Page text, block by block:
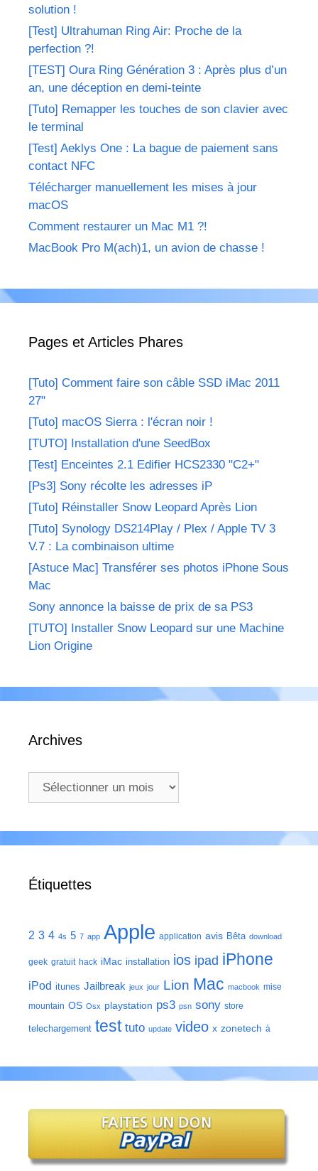
solution !
[Test] Ultrahuman Ring Air: Proche de la
perfection ?!
[TEST] Oura Ring Génération 3 : Après plus d’un
an, une déception en demi-teinte
[Tuto] Remapper les touches de son clavier avec
le terminal
[Test] Aeklys One : La bague de paiement sans
contact NFC
Télécharger manuellement les mises à jour
macOS
Comment restaurer un Mac M1 ?!
MacBook Pro M(ach)1, un avion de chasse !
Pages et Articles Phares
[Tuto] Comment faire son câble SSD iMac 2011
27"
[Tuto] macOS Sierra : l'écran noir !
[TUTO] Installation d'une SeedBox
[Test] Enceintes 2.1 Edifier HCS2330 "C2+"
[Ps3] Sony récolte les adresses iP
[Tuto] Réinstaller Snow Leopard Après Lion
[Tuto] Synology DS214Play / Plex / Apple TV 3
V.7 : La combinaison ultime
[Astuce Mac] Transférer ses photos iPhone Sous
Mac
Sony annonce la baisse de prix de sa PS3
[TUTO] Installer Snow Leopard sur une Machine
Lion Origine
Archives
Archives
Étiquettes
2 3 4 4s 5 7 app Apple application avis Bêta download
geek gratuit hack iMac installation ios ipad iPhone
iPod itunes Jailbreak jeux jour Lion Mac macbook mise
mountain OS Osx playstation ps3 psn sony store
telechargement test tuto update video x zonetech à